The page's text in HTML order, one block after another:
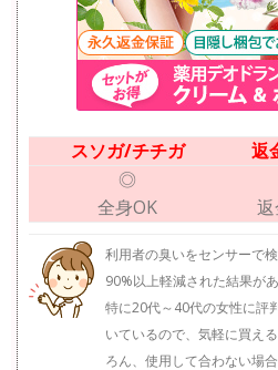
スソガ/チチガ 返
◎
全身OK
利用者の臭いをセンサーで
90%以上軽減された結果が
特に20代～40代の女性に評
いているので、気軽に買え
ろん、使用して合わない場